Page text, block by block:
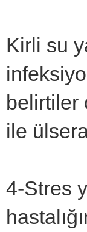
Kirli su
belirtiler
ile
4-Stres